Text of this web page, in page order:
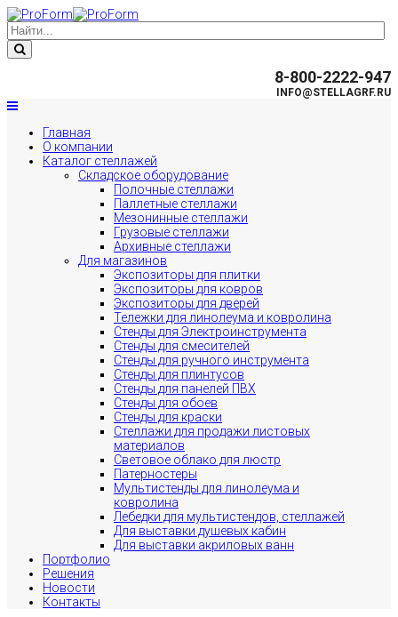
8-800-2222-947
INFO@STELLAGRF.RU
Главная
О компании
Каталог стеллажей
Складское оборудование
Полочные стеллажи
Паллетные стеллажи
Мезонинные стеллажи
Грузовые стеллажи
Архивные стеллажи
Для магазинов
Экспозиторы для плитки
Экспозиторы для ковров
Экспозиторы для дверей
Тележки для линолеума и ковролина
Стенды для Электроинструмента
Стенды для смесителей
Стенды для ручного инструмента
Стенды для плинтусов
Стенды для панелей ПВХ
Стенды для обоев
Стенды для краски
Стеллажи для продажи листовых
материалов
Световое облако для люстр
Патерностеры
Мультистенды для линолеума и
ковролина
Лебедки для мультистендов, стеллажей
Для выставки душевых кабин
Для выставки акриловых ванн
Портфолио
Решения
Новости
Контакты